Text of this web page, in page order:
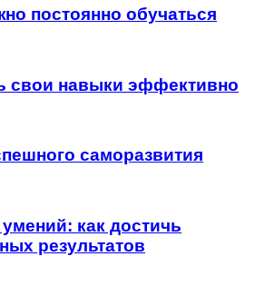
постоянно обучаться
свои навыки эффективно
саморазвития
как достичь
результатов